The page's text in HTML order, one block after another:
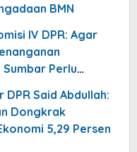
BMN
IV DPR: Agar
Perlu
Said Abdullah:
Dongkrak
5,29 Persen